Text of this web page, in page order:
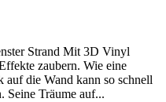
Strand Mit 3D Vinyl
zaubern. Wie eine
auf die Wand kann so schnell
Seine Träume auf...